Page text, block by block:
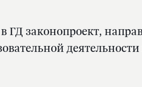
ГД законопроект,